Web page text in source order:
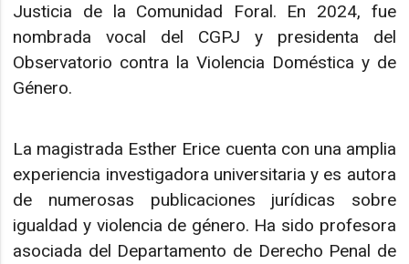
Justicia de la Comunidad Foral. En 2024, fue
nombrada vocal del CGPJ y presidenta del
Observatorio contra la Violencia Doméstica y de
Género.
La magistrada Esther Erice cuenta con una amplia
experiencia investigadora universitaria y es autora
de numerosas publicaciones jurídicas sobre
igualdad y violencia de género. Ha sido profesora
asociada del Departamento de Derecho Penal de